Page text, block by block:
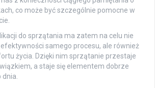
co może być szczególnie pomocne w
do sprzątania ma zatem na celu nie
samego procesu, ale również
życia. Dzięki nim sprzątanie przestaje
a staje się elementem dobrze